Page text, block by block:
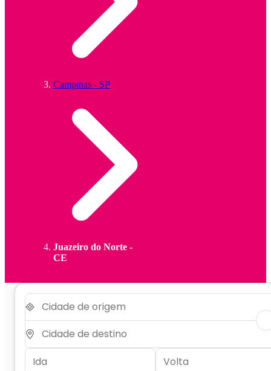
Campinas - SP
Juazeiro do Norte -
CE